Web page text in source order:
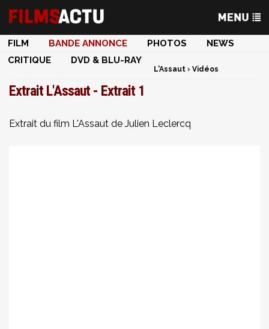
FILM BANDE ANNONCE PHOTOS
NEWS
CRITIQUE
DVD & BLU-RAY
L'Assaut › Vidéos
Extrait L'Assaut - Extrait 1
Extrait du film L'Assaut de Julien Leclercq